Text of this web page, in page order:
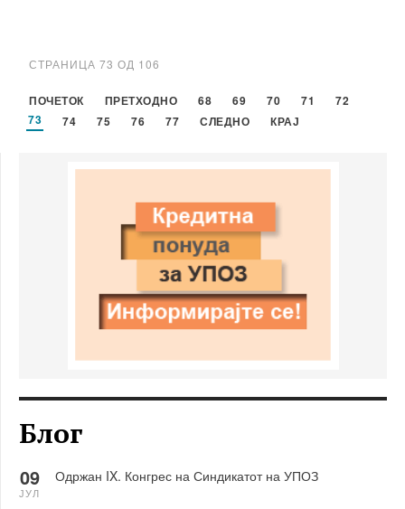
СТРАНИЦА 73 ОД 106
ПОЧЕТОК ПРЕТХОДНО 68 69 70 71
72
73
74 75 76 77 СЛЕДНО КРАЈ
Блог
Одржан IX. Конгрес на Синдикатот на УПОЗ
09
ЈУЛ